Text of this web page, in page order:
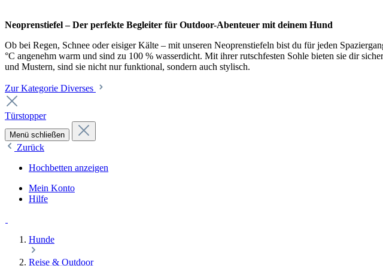
Neoprenstiefel – Der perfekte Begleiter für Outdoor-Abenteuer mit deinem Hund
Ob bei Regen, Schnee oder eisiger Kälte – mit unseren Neoprenstiefeln bist du für jeden
°C angenehm warm und sind zu 100 % wasserdicht. Mit ihrer rutschfesten Sohle bieten sie dir
und Mustern, sind sie nicht nur funktional, sondern auch stylisch.
Zur Kategorie Diverses
Türstopper
Menü schließen
Zurück
Hochbetten anzeigen
Mein Konto
Hilfe
Hunde
Reise & Outdoor